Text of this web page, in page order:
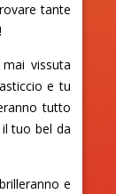
tante
vissuta
e tu
tutto
tuo bel da
e